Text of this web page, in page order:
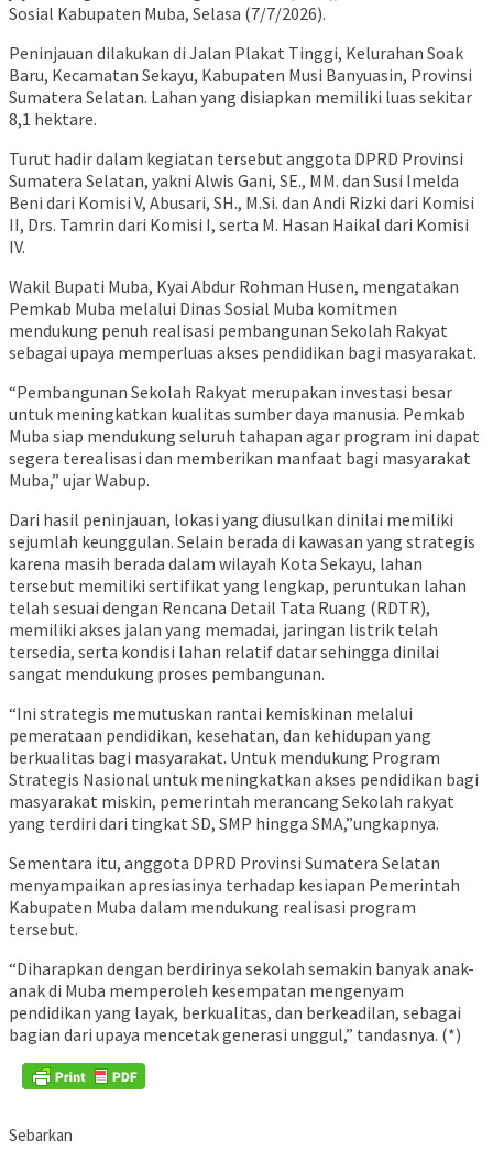
Sosial Kabupaten Muba, Selasa (7/7/2026).
Peninjauan dilakukan di Jalan Plakat Tinggi, Kelurahan Soak
Baru, Kecamatan Sekayu, Kabupaten Musi Banyuasin, Provinsi
Sumatera Selatan. Lahan yang disiapkan memiliki luas sekitar
8,1 hektare.
Turut hadir dalam kegiatan tersebut anggota DPRD Provinsi
Sumatera Selatan, yakni Alwis Gani, SE., MM. dan Susi Imelda
Beni dari Komisi V, Abusari, SH., M.Si. dan Andi Rizki dari Komisi
II, Drs. Tamrin dari Komisi I, serta M. Hasan Haikal dari Komisi
IV.
Wakil Bupati Muba, Kyai Abdur Rohman Husen, mengatakan
Pemkab Muba melalui Dinas Sosial Muba komitmen
mendukung penuh realisasi pembangunan Sekolah Rakyat
sebagai upaya memperluas akses pendidikan bagi masyarakat.
“Pembangunan Sekolah Rakyat merupakan investasi besar
untuk meningkatkan kualitas sumber daya manusia. Pemkab
Muba siap mendukung seluruh tahapan agar program ini dapat
segera terealisasi dan memberikan manfaat bagi masyarakat
Muba,” ujar Wabup.
Dari hasil peninjauan, lokasi yang diusulkan dinilai memiliki
sejumlah keunggulan. Selain berada di kawasan yang strategis
karena masih berada dalam wilayah Kota Sekayu, lahan
tersebut memiliki sertifikat yang lengkap, peruntukan lahan
telah sesuai dengan Rencana Detail Tata Ruang (RDTR),
memiliki akses jalan yang memadai, jaringan listrik telah
tersedia, serta kondisi lahan relatif datar sehingga dinilai
sangat mendukung proses pembangunan.
“Ini strategis memutuskan rantai kemiskinan melalui
pemerataan pendidikan, kesehatan, dan kehidupan yang
berkualitas bagi masyarakat. Untuk mendukung Program
Strategis Nasional untuk meningkatkan akses pendidikan bagi
masyarakat miskin, pemerintah merancang Sekolah rakyat
yang terdiri dari tingkat SD, SMP hingga SMA,”ungkapnya.
Sementara itu, anggota DPRD Provinsi Sumatera Selatan
menyampaikan apresiasinya terhadap kesiapan Pemerintah
Kabupaten Muba dalam mendukung realisasi program
tersebut.
“Diharapkan dengan berdirinya sekolah semakin banyak anak-
anak di Muba memperoleh kesempatan mengenyam
pendidikan yang layak, berkualitas, dan berkeadilan, sebagai
bagian dari upaya mencetak generasi unggul,” tandasnya. (*)
Sebarkan